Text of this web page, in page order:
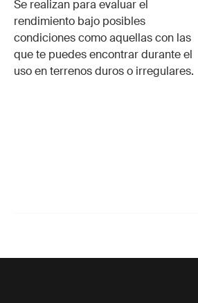
Se realizan para evaluar el
rendimiento bajo posibles
condiciones como aquellas con las
que te puedes encontrar durante el
uso en terrenos duros o irregulares.